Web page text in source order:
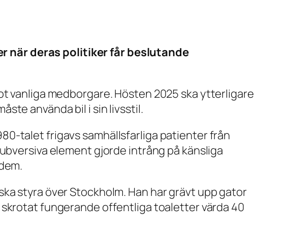
när deras politiker får beslutande
medborgare. Hösten 2025 ska ytterligare
använda bil i sin livsstil.
talet frigavs samhällsfarliga patienter från
element gjorde intrång på känsliga
styra över Stockholm. Han har grävt upp gator
fungerande offentliga toaletter värda 40